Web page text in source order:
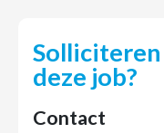
deze job?
Contact